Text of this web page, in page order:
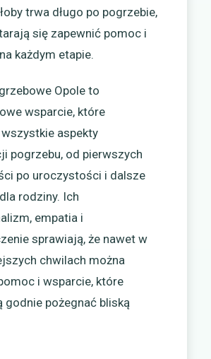
trwa długo po pogrzebie,
się zapewnić pomoc i
każdym etapie.
Opole to
wsparcie, które
aspekty
pogrzebu, od pierwszych
po uroczystości i dalsze
rodziny. Ich
empatia i
sprawiają, że nawet w
chwilach można
i wsparcie, które
godnie pożegnać bliską